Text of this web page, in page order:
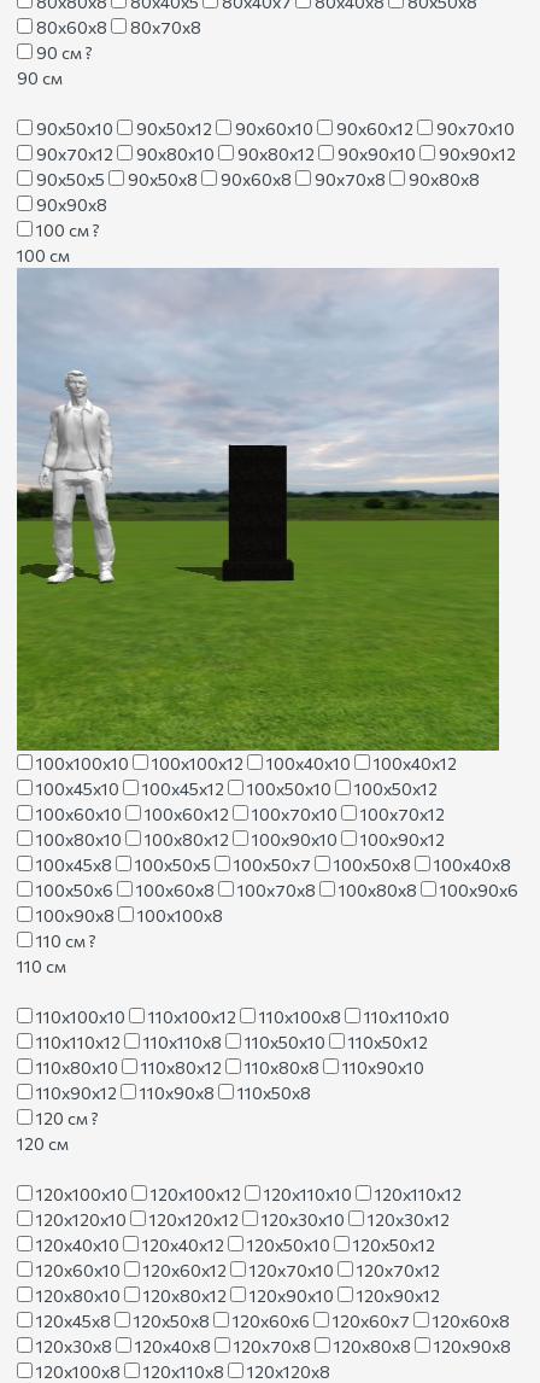
80х60х8
80х70х8
90 см?
90 см
90х50х10 90х50х12 90х60х10 90х60х12
90х70х10
90х70х12
90х80х10 90х80х12 90х90х10
90х90х12
90х50х5
90х50х8 90х60х8 90х70х8
90х80х8
90х90х8
100 см?
100 см
100х100х10 100х100х12 100х40х10
100х40х12
100х45х10
100х45х12 100х50х10
100х50х12
100х60х10
100х60х12 100х70х10
100х70х12
100х80х10
100х80х12 100х90х10
100х90х12
100х45х8
100х50х5 100х50х7 100х50х8
100х40х8
100х50х6
100х60х8 100х70х8 100х80х8
100х90х6
100х90х8
100х100х8
110 см?
110 см
110х100х10 110х100х12 110х100х8
110х110х10
110х110х12
110х110х8 110х50х10
110х50х12
110х80х10
110х80х12 110х80х8
110х90х10
110х90х12
110х90х8
110х50х8
120 см?
120 см
120х100х10 120х100х12 120х110х10
120х110х12
120х120х10
120х120х12 120х30х10
120х30х12
120х40х10
120х40х12 120х50х10
120х50х12
120х60х10
120х60х12 120х70х10
120х70х12
120х80х10
120х80х12 120х90х10
120х90х12
120х45х8
120х50х8 120х60х6 120х60х7
120х60х8
120х30х8
120х40х8 120х70х8 120х80х8
120х90х8
120х100х8
120х110х8
120х120х8